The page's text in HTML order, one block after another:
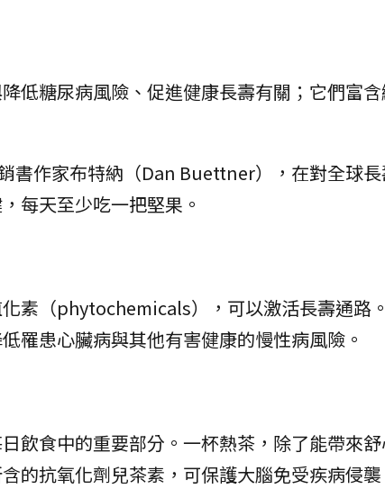
低糖尿病風險、促進健康長壽有關；它們富
書作家布特納（Dan Buettner），在對全球
每天至少吃一把堅果。
素（phytochemicals），可以激活長壽通路
罹患心臟病與其他有害健康的慢性病風險。
飲食中的重要部分。一杯熱茶，除了能帶來
的抗氧化劑兒茶素，可保護大腦免受疾病侵